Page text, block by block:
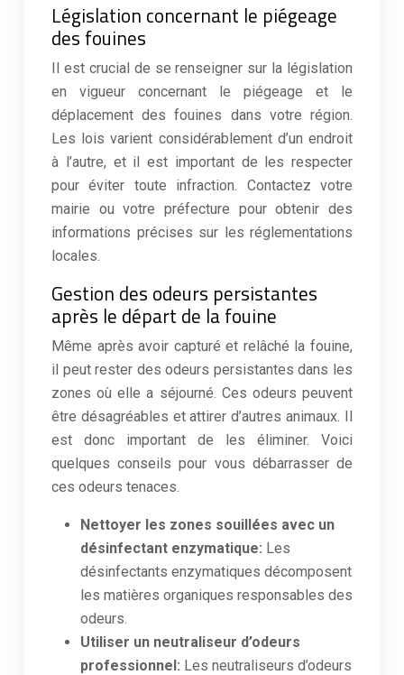
Législation concernant le piégeage
des fouines
Il est crucial de se renseigner sur la législation
en vigueur concernant le piégeage et le
déplacement des fouines dans votre région.
Les lois varient considérablement d’un endroit
à l’autre, et il est important de les respecter
pour éviter toute infraction. Contactez votre
mairie ou votre préfecture pour obtenir des
informations précises sur les réglementations
locales.
Gestion des odeurs persistantes
après le départ de la fouine
Même après avoir capturé et relâché la fouine,
il peut rester des odeurs persistantes dans les
zones où elle a séjourné. Ces odeurs peuvent
être désagréables et attirer d’autres animaux. Il
est donc important de les éliminer. Voici
quelques conseils pour vous débarrasser de
ces odeurs tenaces.
Nettoyer les zones souillées avec un
désinfectant enzymatique: Les
désinfectants enzymatiques décomposent
les matières organiques responsables des
odeurs.
Utiliser un neutraliseur d’odeurs
professionnel: Les neutraliseurs d’odeurs